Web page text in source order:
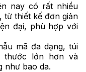
nay có rất nhiều
từ thiết kế đơn giản
đại, phù hợp với
mã đa dạng, túi
thước lớn hơn và
như bao da.